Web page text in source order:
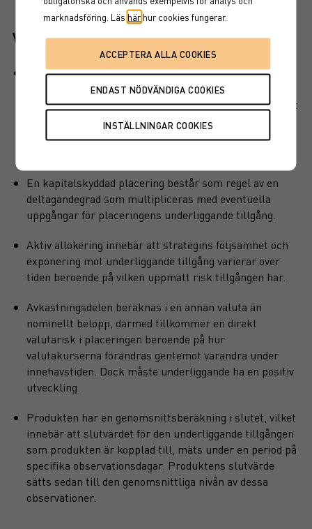
Viktiga egenskaper
Produkten har ett visst kapitalskydd, dvs en del av det
investerade kapitalet är skyddat vid löptidens slut. Det
finns en kreditrisk i placeringen som är beroende av att
emittenten inte hamnar på obestånd eller försätts i
konkurs vilket kan leda till att en investering helt eller
En kapitalskyddad placering består som regel av en
deltagandegrad som multipliceras med eventuella
uppgångar för placeringens underliggande tillgång.
Aktiv allokering innebär att strategins följsamhet och
exponering mot underliggande tillgång varierar över
tiden beroende på vilken uppmätt risk tillgången har.
Avkastningsdelen beräknas i en annan valuta än
nominellt belopp, därmed tillkommer en direkt
valutarisk i placeringen beroende på hur
valutakurserna förändras gentemot varandra under
innehavstiden. Dock måste underliggande ha en positiv
utveckling.
Produkten har en genomsnittsberäkning i slutet, vilket
innebär att slutvärdet för den underliggande tillgången
som produkten är kopplad till, mäts under en period på
specifika observationsdagar. Produktens slutvärde
sätts sedan till den genomsnittliga nivån av dessa
observationer.
marknadsföring. Läs härhur cookies fungerar.